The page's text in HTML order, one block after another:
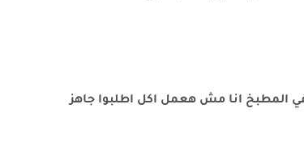
المطبخ انا مش هعمل اكل اطلبوا جاهز